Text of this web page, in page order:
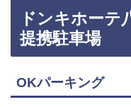
ドンキホーテ
提携駐車場
OKパーキング